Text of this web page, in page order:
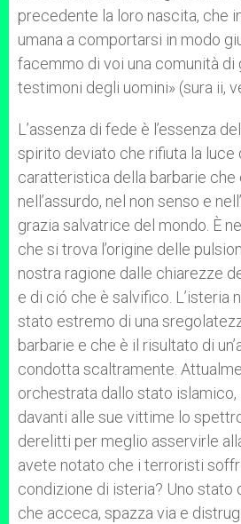
precedente la loro nascita, che
umana a comportarsi in modo
facemmo di voi una comunità di
testimoni degli uomini» (sura ii,
L’assenza di fede è l’essenza
spirito deviato che rifiuta la luce
caratteristica della barbarie che
nell’assurdo, nel non senso e
grazia salvatrice del mondo. È
che si trova l’origine delle
nostra ragione dalle chiarezze
e di ció che è salvifico. L’isteria
stato estremo di una
barbarie e che è il risultato di
condotta scaltramente.
orchestrata dallo stato islamico,
davanti alle sue vittime lo
derelitti per meglio asservirle
avete notato che i terroristi
condizione di isteria? Uno stato
che acceca, spazza via e